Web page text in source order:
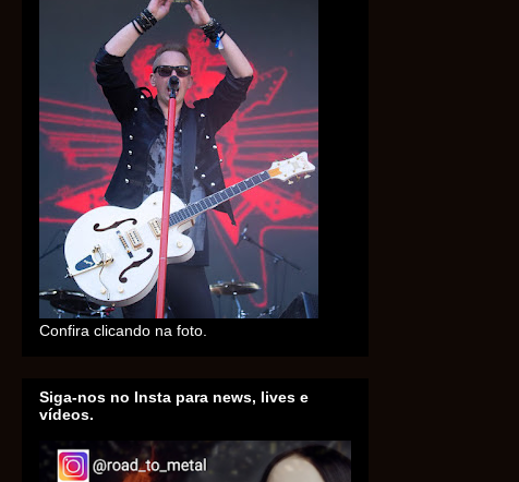
Confira clicando na foto.
Siga-nos no Insta para news, lives e
vídeos.